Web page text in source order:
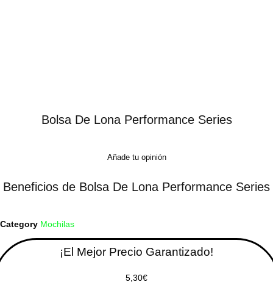
Bolsa De Lona Performance Series
Añade tu opinión
Beneficios de Bolsa De Lona Performance Series
Category Mochilas
¡El Mejor Precio Garantizado!
5,30€